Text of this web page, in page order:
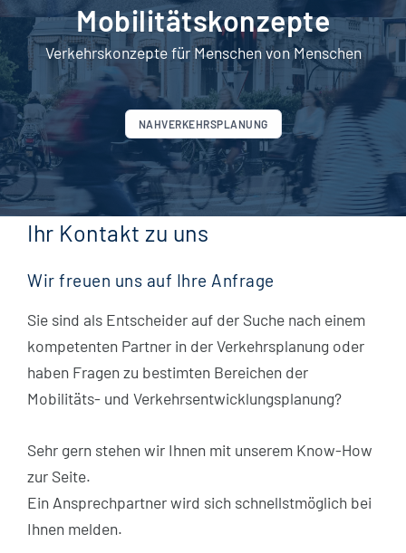
Mobilitätskonzepte
Verkehrskonzepte für Menschen von Menschen
NAHVERKEHRSPLANUNG
Ihr Kontakt zu uns
Wir freuen uns auf Ihre Anfrage
Sie sind als Entscheider auf der Suche nach einem
kompetenten Partner in der Verkehrsplanung oder
haben Fragen zu bestimten Bereichen der
Mobilitäts- und Verkehrsentwicklungsplanung?
Sehr gern stehen wir Ihnen mit unserem Know-How
zur Seite.
Ein Ansprechpartner wird sich schnellstmöglich bei
Ihnen melden.